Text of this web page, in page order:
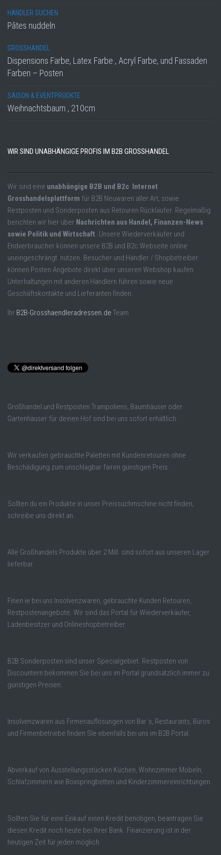
HÄNDLER SUCHEN
Pâtes nuddeln
GROSSHANDEL
Dispensions Farbe, Latex Farbe , Acryl Farbe, und Fassaden
Farben – Posten
SAISON & EVENTPRODKTE
Weihnachtsbaum , 210cm
WIR SIND UNABHÄNGIGE PROFIS IM B2B GROSSHANDEL
Wir sind eine unabhängige B2B und B2c Internet
Grosshandelsplattform für B2B Neuwaren aller Art, sowie
Restposten und Sonderposten aus Retouren Rückläufer. Regelmäßig
berichten wir hier über Nachrichten aus Handel, Finanzen-News
sowie Politik und Wirtschaft. Unsere Wiederverkäufer und
Endverbraucher können unsere B2B und B2c Webseite online
uneingeschrängt nutzen. Besucher und Händler / Shopbetreiber
können Posten Angebote direkt über unseren Webshop kaufen.
Unterhaltungen mit anderen Händlern führen sowie neue
Geschäftskontakte und Lieferanten finden.
Ihr B2B-Grosshaendleradressen.de Team
Großhandel und Restposten Trampoliens, Baumhäuser oder
Gartenhäuser für deinen Hof sind bei uns sofort erhältlich.
Wir verkaufen gebrauchte Paletten mit Kundenretouren ohne
Beschädigung zum unschlagbar fairen günstigen Preis.
Sollten du ein Produkte in unser Preissuchmschine nicht finden,
schreibe uns direkt an.
Alle Großhandels Produkte über 2 Mill. sind sofort aus unseren Lager
lieferbar.
Finen ie bei uns Insolvenzwaren, gebrauchte Kunden Retouren,
Restpostenangebote. Wir sind das Portal für Wiederverkäufer,
Ladenbesitzer und Onlineshopbetreiber.
B2B Sonderposten sind unser Specialgebiet. Restposten von
Discountern bekommen Sie bei uns im Portal grundsätzlich immer zu
günstigen Preisen.
Insolvenzwaren aus Firmenauflösungen von Bar´s, Restaurants, Büros
und Firmenbetriebe finden SIe ebenfalls bei uns im B2B Portal.
Abverkauf von Ausstellungsstücken Küchen, Wohnzimmer Möbeln,
Schlafzimmern wie Boxspringbetten und Kinderzimmereinrichtungen.
Sollten Sie für eine Einkauf einen Kredit benötigen, beantragen Sie
diesen Kredit noch heute bei Ihrer Bank. Finanzierung ist in der
heutigen Zeit für jeden möglich.